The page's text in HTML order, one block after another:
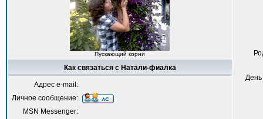
Пускающий корни
Как связаться с Натали-фиалка
Адрес e-mail:
Личное сообщение:
MSN Messenger: